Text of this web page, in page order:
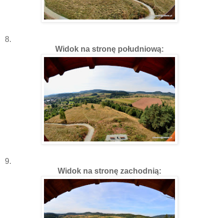
8.
Widok na stronę południową:
9.
Widok na stronę zachodnią: